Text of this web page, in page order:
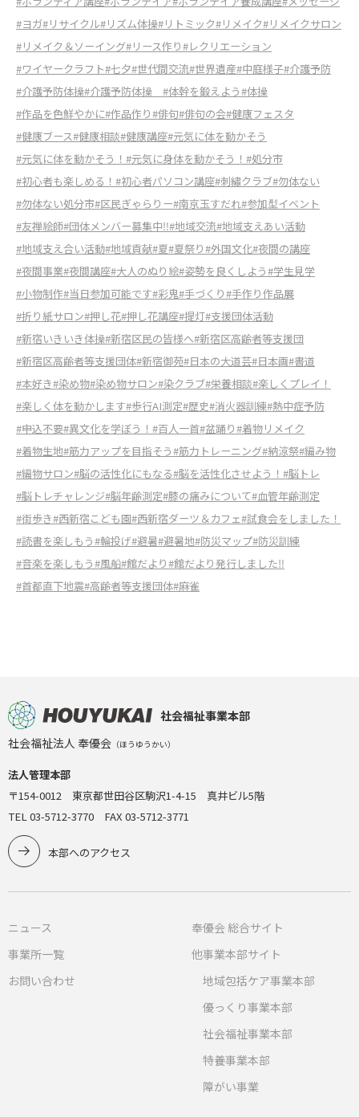
#ヨガ#リサイクル#リズム体操#リトミック#リメイク#リメイクサロン
#リメイク＆ソーイング#リース作り#レクリエーション
#ワイヤークラフト#七夕#世代間交流#世界遺産#中庭様子#介護予防
#介護予防体操#介護予防体操 #体幹を鍛えよう#体操
#作品を色鮮やかに#作品作り#俳句#俳句の会#健康フェスタ
#健康ブース#健康相談#健康講座#元気に体を動かそう
#元気に体を動かそう！ #元気に身体を動かそう！ #処分市
#初心者も楽しめる！ #初心者パソコン講座#刺繡クラブ#勿体ない
#勿体ない処分市#区民ぎゃらりー#南京玉すだれ#参加型イベント
#友禅絵師#団体メンバー募集中‼#地域交流#地域支えあい活動
#地域支え合い活動#地域貢献#夏#夏祭り#外国文化#夜間の講座
#夜間事業#夜間講座#大人のぬり絵#姿勢を良くしよう#学生見学
#小物制作#当日参加可能です#彩鬼#手づくり#手作り作品展
#折り紙サロン#押し花#押し花講座#提灯#支援団体活動
#新宿いきいき体操#新宿区民の皆様へ#新宿区高齢者等支援団
#新宿区高齢者等支援団体#新宿御苑#日本の大道芸#日本画#書道
#本好き#染め物#染め物サロン#染クラブ#栄養相談#楽しくプレイ！
#楽しく体を動かします#歩行AI測定#歴史#消火器訓練#熱中症予防
#申込不要#異文化を学ぼう！ #百人一首#盆踊り#着物リメイク
#着物生地#筋力アップを目指そう#筋力トレーニング#納涼祭#編み物
#編物サロン#脳の活性化にもなる#脳を活性化させよう！ #脳トレ
#脳トレチャレンジ#脳年齢測定#膝の痛みについて#血管年齢測定
#街歩き#西新宿こども園#西新宿ダーツ＆カフェ#試食会をしました！
#読書を楽しもう#輪投げ#避暑#避暑地#防災マップ#防災訓練
#音楽を楽しもう#風船#館だより#館だより発行しました‼
#首都直下地震#高齢者等支援団体#麻雀
社会福祉事業本部
社会福祉法人 奉優会 （ほうゆうかい）
法人管理本部
〒154-0012 東京都世田谷区駒沢1-4-15 真井ビル5階
TEL 03-5712-3770 FAX 03-5712-3771
本部へのアクセス
ニュース
事業所一覧
お問い合わせ
奉優会 総合サイト
他事業本部サイト
地域包括ケア事業本部
優っくり事業本部
社会福祉事業本部
特養事業本部
障がい事業